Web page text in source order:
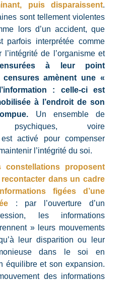
puis disparaissent.
sont tellement violentes
lors d’un accident, que
parfois interprétée comme
l’intégrité de l’organisme et
à leur point
censures amènent une «
: celle-ci est
à l’endroit de son
Un ensemble de
psychiques, voire
activé pour compenser
l’intégrité du soi.
constellations proposent
dans un cadre
figées d’une
: par l’ouverture d’un
les informations
» leurs mouvements
leur disparition ou leur
dans le soi en
équilibre et son expansion.
des informations